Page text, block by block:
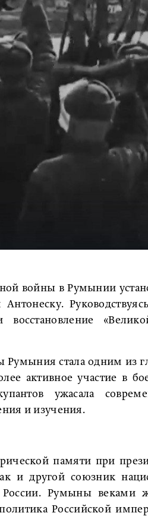
войны в Румынии
восстановление
стала одним из
активное участие в
ужасала
и изучения.
памяти при
и другой союзник
России. Румыны
Российской